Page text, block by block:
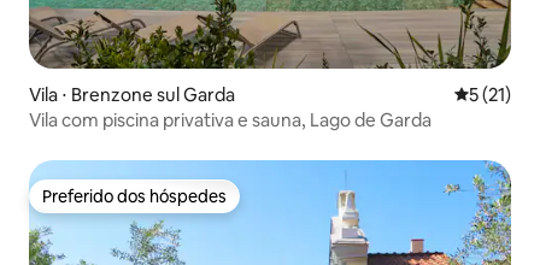
Vila ⋅ Brenzone sul Garda 5 de uma
5 (21)
Vila com piscina privativa e sauna, Lago de Garda
Preferido dos hóspedes
Preferido dos hóspedes